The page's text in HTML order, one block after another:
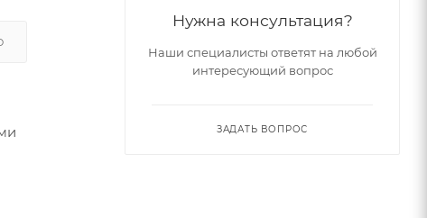
Нужна консультация?
Наши специалисты ответят на любой
интересующий вопрос
ЗАДАТЬ ВОПРОС